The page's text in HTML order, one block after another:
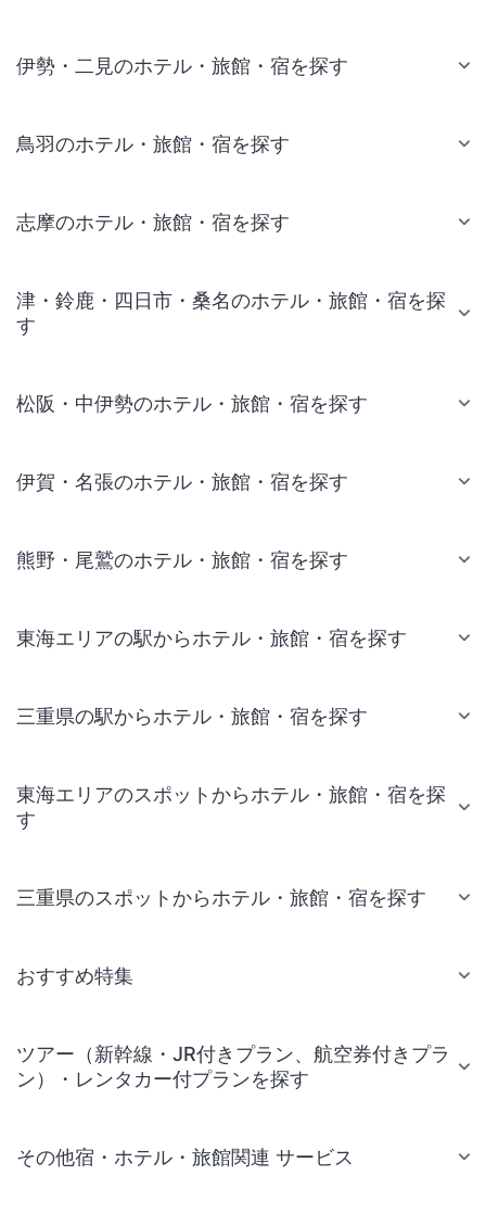
伊勢・二見のホテル・旅館・宿を探す
鳥羽のホテル・旅館・宿を探す
志摩のホテル・旅館・宿を探す
津・鈴鹿・四日市・桑名のホテル・旅館・宿を探
す
松阪・中伊勢のホテル・旅館・宿を探す
伊賀・名張のホテル・旅館・宿を探す
熊野・尾鷲のホテル・旅館・宿を探す
東海エリアの駅からホテル・旅館・宿を探す
三重県の駅からホテル・旅館・宿を探す
東海エリアのスポットからホテル・旅館・宿を探
す
三重県のスポットからホテル・旅館・宿を探す
おすすめ特集
ツアー（新幹線・JR付きプラン、航空券付きプラ
ン）・レンタカー付プランを探す
その他宿・ホテル・旅館関連 サービス